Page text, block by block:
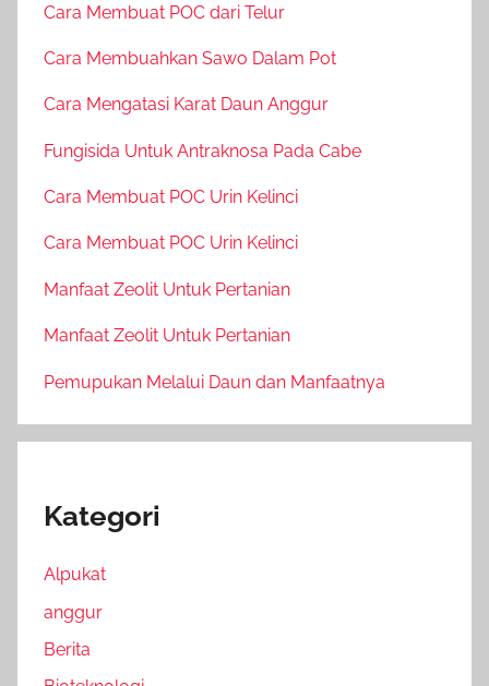
Cara Membuat POC dari Telur
Cara Membuahkan Sawo Dalam Pot
Cara Mengatasi Karat Daun Anggur
Fungisida Untuk Antraknosa Pada Cabe
Cara Membuat POC Urin Kelinci
Cara Membuat POC Urin Kelinci
Manfaat Zeolit Untuk Pertanian
Manfaat Zeolit Untuk Pertanian
Pemupukan Melalui Daun dan Manfaatnya
Kategori
Alpukat
anggur
Berita